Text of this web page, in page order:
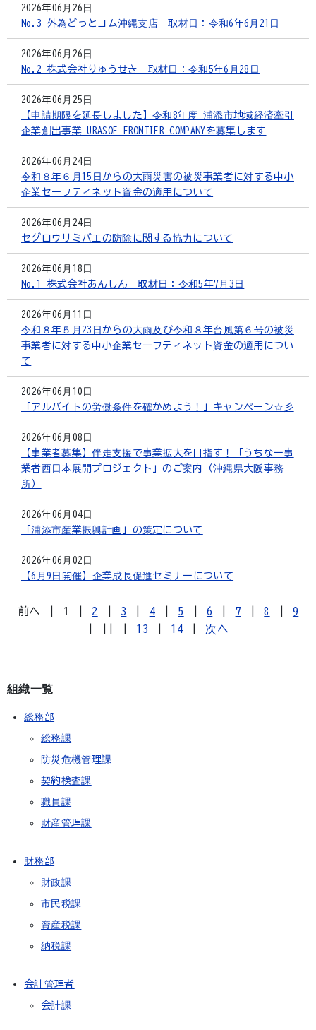
2026年06月26日
No.3 外為どっとコム沖縄支店 取材日：令和6年6月21日
2026年06月26日
No.2 株式会社りゅうせき 取材日：令和5年6月28日
2026年06月25日
【申請期限を延長しました】令和8年度 浦添市地域経済牽引
企業創出事業 URASOE FRONTIER COMPANYを募集します
2026年06月24日
令和８年６月15日からの大雨災害の被災事業者に対する中小
企業セーフティネット資金の適用について
2026年06月24日
セグロウリミバエの防除に関する協力について
2026年06月18日
No.1 株式会社あんしん 取材日：令和5年7月3日
2026年06月11日
令和８年５月23日からの大雨及び令和８年台風第６号の被災
事業者に対する中小企業セーフティネット資金の適用につい
て
2026年06月10日
「アルバイトの労働条件を確かめよう！」キャンペーン☆彡
2026年06月08日
【事業者募集】伴走支援で事業拡大を目指す！「うちなー事
業者西日本展開プロジェクト」のご案内（沖縄県大阪事務
所）
2026年06月04日
「浦添市産業振興計画」の策定について
2026年06月02日
【6月9日開催】企業成長促進セミナーについて
前へ 1 2 3 4 5 6 7 8
9
13 14 次へ
組織一覧
総務部
総務課
防災危機管理課
契約検査課
職員課
財産管理課
財務部
財政課
市民税課
資産税課
納税課
会計管理者
会計課